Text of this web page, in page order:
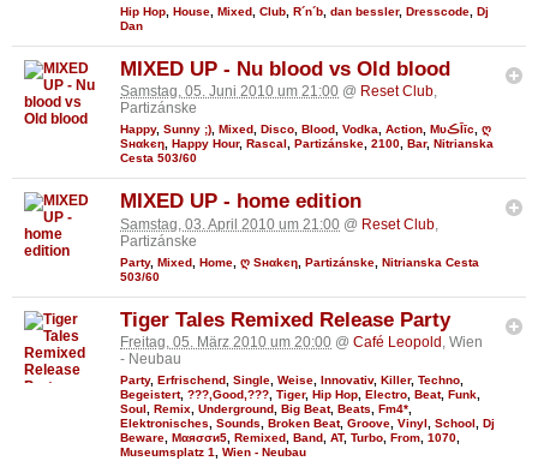
Hip Hop House Mixed Club R´n´b dan bessler, Dresscode Dj
Dan
MIXED UP - Nu blood vs Old blood
Samstag, 05. Juni 2010 um 21:00 @ Reset Club,
Partizánske
Happy, Sunny ;), Mixed, Disco, Blood, Vodka, Action, MυڪĪīc, ღ
Sнαkєη, Happy Hour, Rascal, Partizánske, 2100, Bar, Nitrianska
Cesta 503/60
MIXED UP - home edition
Samstag, 03. April 2010 um 21:00 @ Reset Club
Partizánske
Party, Mixed Home ღ Sнαkєη Partizánske Nitrianska Cesta
503/60
Tiger Tales Remixed Release Party
Freitag, 05. März 2010 um 20:00 @ Café Leopold , Wien
- Neubau
Party, Erfrischend Single Weise Innovativ, Killer, Techno
Begeistert, ???,Good,??? Tiger, Hip Hop Electro Beat, Funk
Soul
Remix Underground Big Beat, Beats Fm4*
Elektronisches
Sounds Broken Beat, Groove Vinyl School
Dj
Beware Мαяσσи5 Remixed Band AT, Turbo From 1070
Museumsplatz 1
Wien - Neubau